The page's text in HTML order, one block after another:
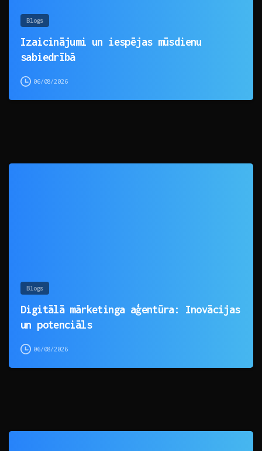
Blogs
Izaicinājumi un iespējas mūsdienu
sabiedrībā
06/08/2026
Blogs
Digitālā mārketinga aģentūra: Inovācijas
un potenciāls
06/08/2026